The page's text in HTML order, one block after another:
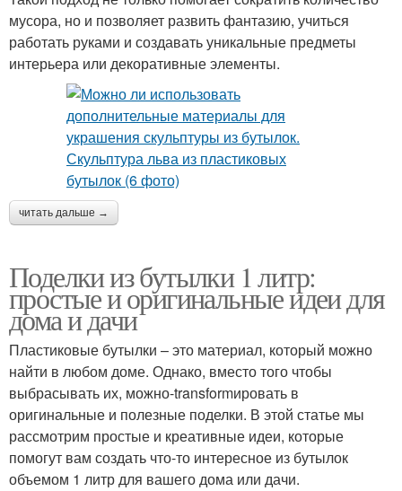
мусора, но и позволяет развить фантазию, учиться
работать руками и создавать уникальные предметы
интерьера или декоративные элементы.
читать дальше →
Поделки из бутылки 1 литр:
простые и оригинальные идеи для
дома и дачи
Пластиковые бутылки – это материал, который можно
найти в любом доме. Однако, вместо того чтобы
выбрасывать их, можно-transformировать в
оригинальные и полезные поделки. В этой статье мы
рассмотрим простые и креативные идеи, которые
помогут вам создать что-то интересное из бутылок
объемом 1 литр для вашего дома или дачи.